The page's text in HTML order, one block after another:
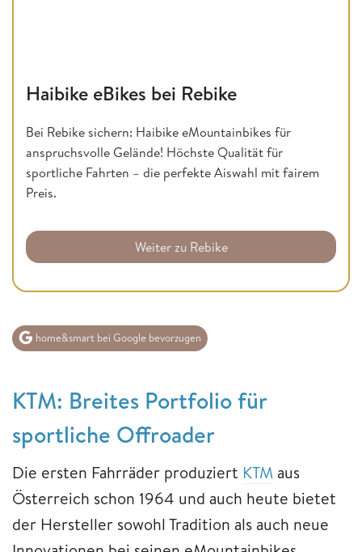
Haibike eBikes bei Rebike
Bei Rebike sichern: Haibike eMountainbikes für
anspruchsvolle Gelände! Höchste Qualität für
sportliche Fahrten – die perfekte Aiswahl mit fairem
Preis.
Weiter zu Rebike
home&smart bei Google bevorzugen
KTM: Breites Portfolio für
sportliche Offroader
Die ersten Fahrräder produziert KTM aus
Österreich schon 1964 und auch heute bietet
der Hersteller sowohl Tradition als auch neue